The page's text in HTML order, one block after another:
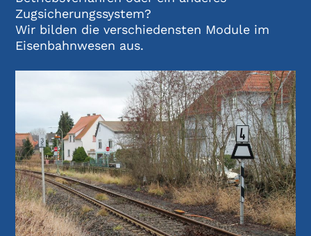
Zugsicherungssystem?
Wir bilden die verschiedensten Module im
Eisenbahnwesen aus.